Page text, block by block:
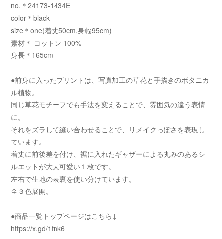
no.＊24173-1434E
color＊black
size＊one(着丈50cm,身幅95cm)
素材＊ コットン 100%
身長＊165cm
●前身に入ったプリントは、写真加工の草花と手描きのボタニカ
ル植物。
同じ草花モチーフでも手法を変えることで、雰囲気の違う表情
に。
それをズラして縫い合わせることで、リメイクっぽさを表現し
ています。
着丈に前後差を付け、裾に入れたギャザーによる丸みのあるシ
ルエットが大人可愛い１枚です。
左右で生地の表裏を使い分けています。
全３色展開。
●商品一覧トップページはこちら↓
https://x.gd/1fnk6